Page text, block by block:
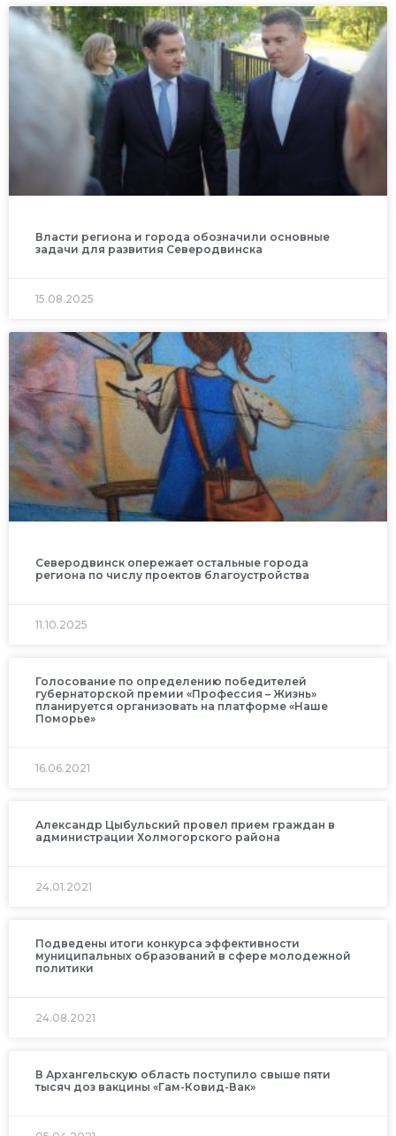
Власти региона и города обозначили основные
задачи для развития Северодвинска
15.08.2025
Северодвинск опережает остальные города
региона по числу проектов благоустройства
11.10.2025
Голосование по определению победителей
губернаторской премии «Профессия – Жизнь»
планируется организовать на платформе «Наше
Поморье»
16.06.2021
Александр Цыбульский провел прием граждан в
администрации Холмогорского района
24.01.2021
Подведены итоги конкурса эффективности
муниципальных образований в сфере молодежной
политики
24.08.2021
В Архангельскую область поступило свыше пяти
тысяч доз вакцины «Гам-Ковид-Вак»